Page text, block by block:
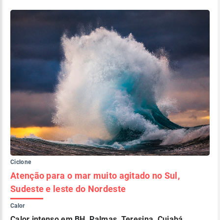
Ciclone
Atenção para o mar muito agitado no Sul,
Sudeste e leste do Nordeste
Calor